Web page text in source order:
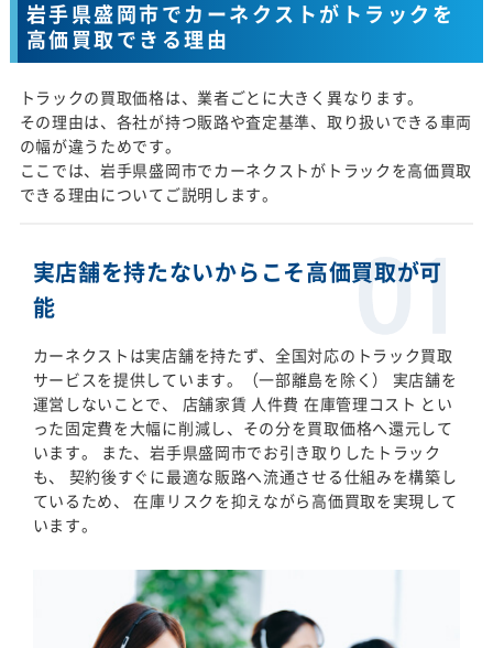
岩手県盛岡市でカーネクストがトラックを
高価買取できる理由
トラックの買取価格は、業者ごとに大きく異なります。
その理由は、各社が持つ販路や査定基準、取り扱いできる車両
の幅が違うためです。
ここでは、岩手県盛岡市でカーネクストがトラックを高価買取
できる理由についてご説明します。
実店舗を持たないからこそ高価買取が可
能
カーネクストは実店舗を持たず、全国対応のトラック買取
サービスを提供しています。（一部離島を除く） 実店舗を
運営しないことで、 店舗家賃 人件費 在庫管理コスト とい
った固定費を大幅に削減し、その分を買取価格へ還元して
います。 また、岩手県盛岡市でお引き取りしたトラック
も、 契約後すぐに最適な販路へ流通させる仕組みを構築し
ているため、 在庫リスクを抑えながら高価買取を実現して
います。